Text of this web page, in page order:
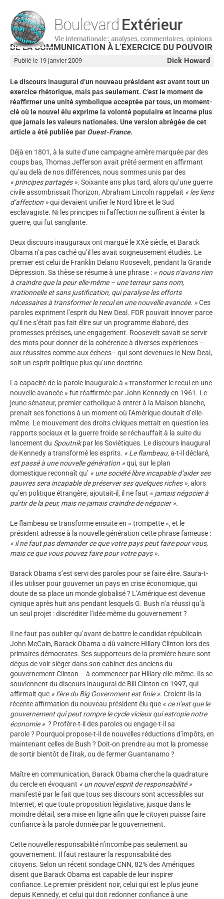
DE LA COMMUNICATION À L’EXERCICE DU POUVOIR
Dick Howard
Publié le 19 janvier 2009
Le discours inaugural d’un nouveau président est avant tout un
exercice rhétorique, mais pas seulement. C’est le moment de
réaffirmer une unité symbolique acceptée par tous, un moment-
clé où le nouvel élu exprime la volonté populaire et incarne plus
que jamais les valeurs nationales. Une version abrégée de cet
article a été publiée par Ouest-France.
Déjà en 1801, à la suite d’une campagne amère marquée par des
coups bas, Thomas Jefferson avait prêté serment en affirmant
qu’au delà de nos différences, nous sommes unis par des
« principes partagés ». Soixante ans plus tard, alors qu’une guerre
civile assombrissait l’horizon, Abraham Lincoln rappelait « les liens
d’affection »qui devaient unifier le Nord libre et le Sud
esclavagiste. Ni les principes ni l’affection ne suffirent à éviter la
guerre, qui fut sanglante.
Deux discours inauguraux ont marqué le XXè siècle, et Barack
Obama n’a pas caché qu’il les avait soigneusement étudiés. Le
premier est celui de Franklin Delano Roosevelt, pendant la Grande
Dépression. Sa thèse se résume à une phrase : « nous n’avons rien
à craindre que la peur elle-même – une terreur sans nom,
irrationnelle et sans justification, qui paralyse les efforts
nécessaires à transformer le recul en une nouvelle avancée. »Ces
paroles expriment l’esprit du New Deal. FDR pouvait innover parce
qu’il ne s’était pas fait élire sur un programme élaboré, des
promesses précises, une engagement. Roosevelt savait se servir
des mots pour donner de la cohérence à diverses expériences –
aux réussites comme aux échecs– qui sont devenues le New Deal,
soit un esprit politique plus qu’une doctrine.
La capacité de la parole inaugurale à « transformer le recul en une
nouvelle avancée » fut réaffirmée par John Kennedy en 1961. Le
jeune sénateur, premier catholique à entrer à la Maison blanche,
prenait ses fonctions à un moment où l’Amérique doutait d’elle-
même. Le mouvement des droits civiques mettait en question les
rapports sociaux et la guerre froide se réchauffait à la suite du
lancement du Spoutnikpar les Soviétiques. Le discours inaugural
de Kennedy a transformé les esprits. « Le flambeau,a-t-il déclaré,
est passé à une nouvelle génération »qui, sur le plan
domestique reconnaît qu’ « une société libre incapable d’aider ses
pauvres sera incapable de préserver ses quelques riches »,alors
qu’en politique étrangère, ajoutait-il, il ne faut « jamais négocier à
partir de la peur, mais ne jamais craindre de négocier ».
Le flambeau se transforme ensuite en « trompette », et le
président adresse à la nouvelle génération cette phrase fameuse :
« il ne faut pas demander ce que votre pays peut faire pour vous,
mais ce que vous pouvez faire pour votre pays ».
Barack Obama s’est servi des paroles pour se faire élire. Saura-t-
il les utiliser pour gouverner un pays en crise économique, qui
doute de sa place un monde globalisé ? L’Amérique est devenue
cynique après huit ans pendant lesquels G. Bush n’a réussi qu’à
un seul projet : discréditer l’idée même du gouvernement ?
Il ne faut pas oublier qu’avant de battre le candidat républicain
John McCain, Barack Obama a dû vaincre Hillary Clinton lors des
primaires démocrates. Ses supporteurs de la première heure sont
déçus de voir siéger dans son cabinet des anciens du
gouvernement Clinton – à commencer par Hillary elle-même. Ils se
souviennent du discours inaugural de Bill Clinton en 1997, qui
affirmait que « l’ère du Big Government est finie ». Croient-ils la
récente affirmation du nouveau président élu que « ce n’est que le
gouvernement qui peut rompre le cycle vicieux qui estropie notre
économie » ? Profère-t-il des paroles ou engage-t-il sa
parole ? Pourquoi propose-t-il de nouvelles réductions d’impôts, en
maintenant celles de Bush ? Doit-on prendre au mot la promesse
de sortir bientôt de l’Irak, ou de fermer Guantanamo ?
Maître en communication, Barack Obama cherche la quadrature
du cercle en évoquant « un nouvel esprit de responsabilité »
manifesté par le fait que tous ses discours sont accessibles sur
Internet, et que toute proposition législative, jusque dans le
moindre détail, sera mise en ligne afin que le citoyen puisse faire
confiance à la parole donnée par le gouvernement.
Cette nouvelle responsabilité n’incombe pas seulement au
gouvernement. Il faut restaurer la responsabilité des
citoyens. Selon un récent sondage CNN, 82% des Amériques
disent que Barack Obama est capable de leur inspirer
confiance. Le premier président noir, celui qui est le plus jeune
depuis Kennedy, et celui qui doit redonner confiance à une